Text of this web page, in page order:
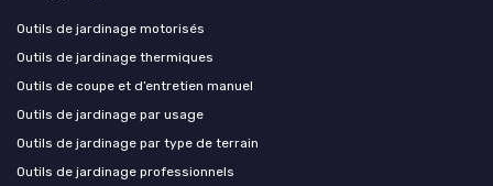
Outils de jardinage motorisés
Outils de jardinage thermiques
Outils de coupe et d’entretien manuel
Outils de jardinage par usage
Outils de jardinage par type de terrain
Outils de jardinage professionnels